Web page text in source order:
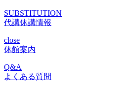
SUBSTITUTION
代講休講情報
close
休館案内
Q&A
よくある質問